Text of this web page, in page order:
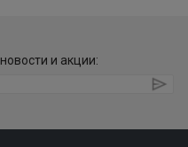
и акции: